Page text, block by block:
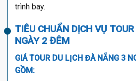
trình bay.
TIÊU CHUẨN DỊCH VỤ
NGÀY 2 ĐÊM
GIÁ TOUR DU LỊCH ĐÀ NẴNG 3
GỒM: